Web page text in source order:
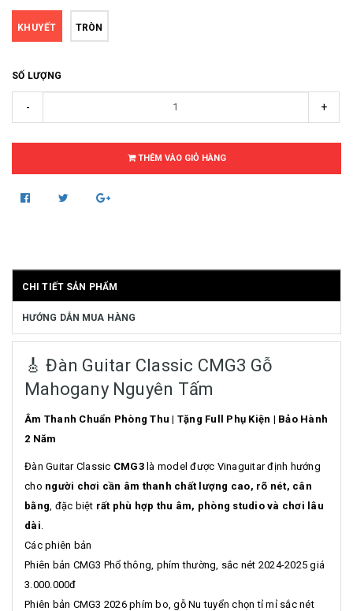
KHUYẾT TRÒN
SỐ LƯỢNG
- +
THÊM VÀO GIỎ HÀNG
CHI TIẾT SẢN PHẨM
HƯỚNG DẪN MUA HÀNG
🎸 Đàn Guitar Classic CMG3 Gỗ
Mahogany Nguyên Tấm
Âm Thanh Chuẩn Phòng Thu | Tặng Full Phụ Kiện | Bảo Hành
2 Năm
Đàn Guitar Classic CMG3là model được Vinaguitar định hướng
cho người chơi cần âm thanh chất lượng cao, rõ nét, cân
bằng , đặc biệt rất phù hợp thu âm, phòng studio và chơi lâu
dài
Các phiên bản
Phiên bản CMG3 Phổ thông, phím thường, sắc nét 2024-2025 giá
3.000.000đ
Phiên bản CMG3 2026 phím bo, gỗ Nu tuyển chọn tỉ mỉ sắc nét